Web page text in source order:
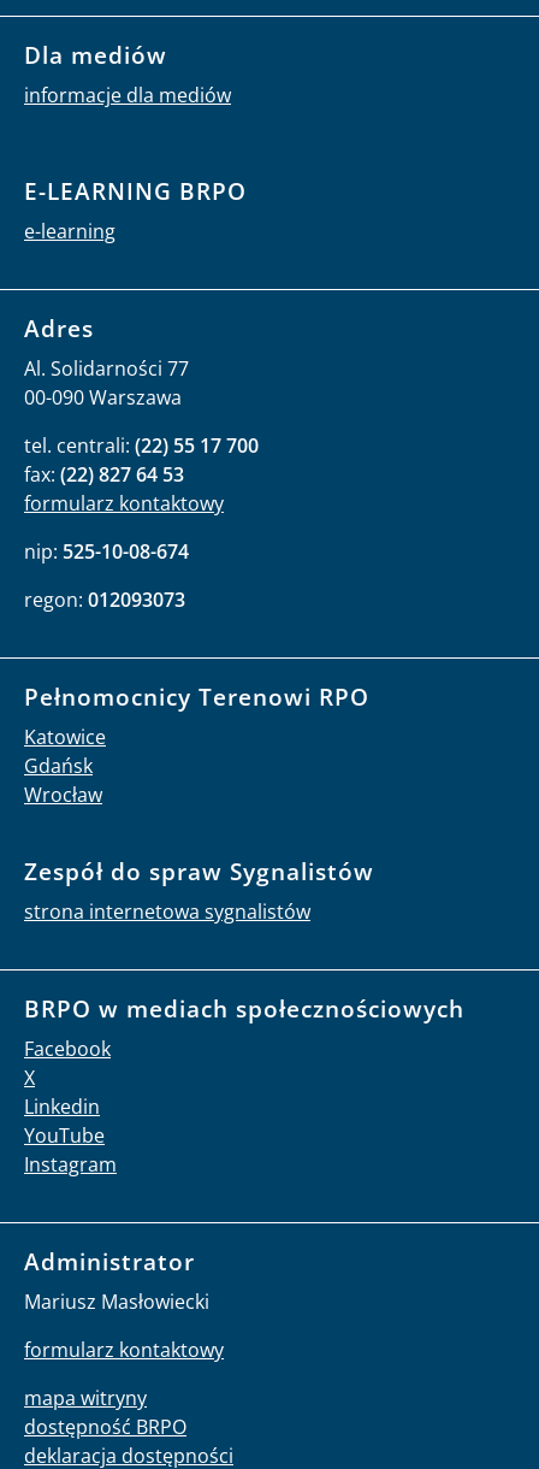
Dla mediów
informacje dla mediów
E-LEARNING BRPO
e-learning
Adres
Al. Solidarności 77
00-090 Warszawa
tel. centrali: (22) 55 17 700
fax: (22) 827 64 53
formularz kontaktowy
nip: 525-10-08-674
regon: 012093073
Pełnomocnicy Terenowi RPO
Katowice
Gdańsk
Wrocław
Zespół do spraw Sygnalistów
strona internetowa sygnalistów
BRPO w mediach społecznościowych
Facebook
X
Linkedin
YouTube
Instagram
Administrator
Mariusz Masłowiecki
formularz kontaktowy
mapa witryny
dostępność BRPO
deklaracja dostępności